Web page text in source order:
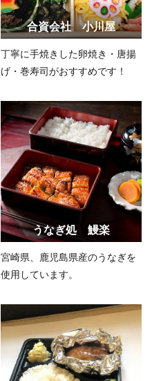
合資会社 小川屋
丁寧に手焼きした卵焼き・唐揚
げ・巻寿司がおすすめです！
うなぎ処 鰻楽
宮崎県、鹿児島県産のうなぎを
使用しています。